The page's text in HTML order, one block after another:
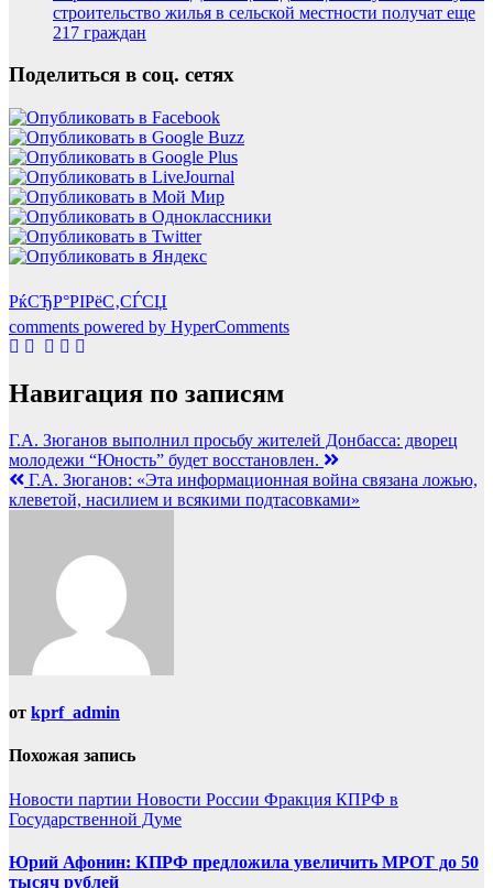
строительство жилья в сельской местности получат еще
217 граждан
Поделиться в соц. сетях
РќСЂР°РІРёС‚СЃСЏ
comments powered by HyperComments
Навигация по записям
Г.А. Зюганов выполнил просьбу жителей Донбасса: дворец
молодежи “Юность” будет восстановлен.
Г.А. Зюганов: «Эта информационная война связана ложью,
клеветой, насилием и всякими подтасовками»
от kprf_admin
Похожая запись
Новости партии Новости России Фракция КПРФ в
Государственной Думе
Юрий Афонин: КПРФ предложила увеличить МРОТ до 50
тысяч рублей